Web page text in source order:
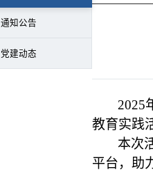
通知公告
党建动态
2025
教育实践
本次
平台，助